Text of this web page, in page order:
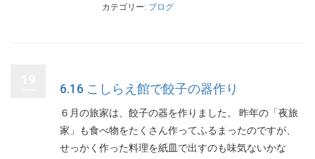
カテゴリー: ブログ
6.16 こしらえ館で餃子の器作り
６月の旅家は、餃子の器を作りました。 昨年の「夜旅
家」も食べ物をたくさん作ってふるまったのですが、
せっかく作った料理を紙皿で出すのも味気ないかな